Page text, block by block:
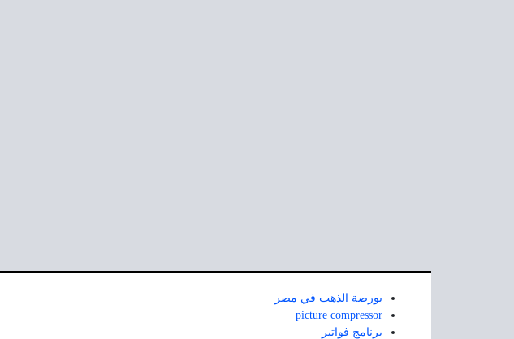
بورصة الذهب في مصر
picture compressor
برنامج فواتير